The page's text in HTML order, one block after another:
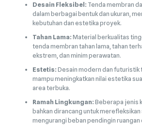
Desain Fleksibel: Tenda membran
dalam berbagai bentuk dan ukuran,
kebutuhan dan estetika proyek.
Tahan Lama:Material berkualitas
tenda membran tahan lama, tahan
ekstrem, dan minim perawatan.
Estetis:Desain modern dan futuristik
mampu meningkatkan nilai estetika
area terbuka.
Ramah Lingkungan:Beberapa jenis
bahkan dirancang untuk merefleksikan
mengurangi beban pendingin ruangan